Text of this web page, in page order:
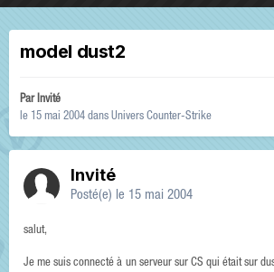
model dust2
Par Invité
le 15 mai 2004 dans Univers Counter-Strike
Invité
Posté(e) le 15 mai 2004
salut,
Je me suis connecté à un serveur sur CS qui était sur